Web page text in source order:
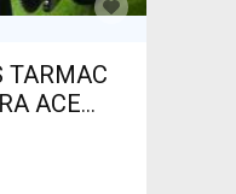
TARMAC
ACE